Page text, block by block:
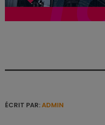
ÉCRIT PAR:ADMIN